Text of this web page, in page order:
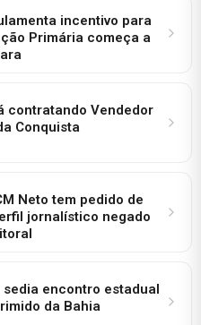
incentivo para
Primária começa a
contratando Vendedor
Conquista
Neto tem pedido de
jornalístico negado
sedia encontro estadual
da Bahia